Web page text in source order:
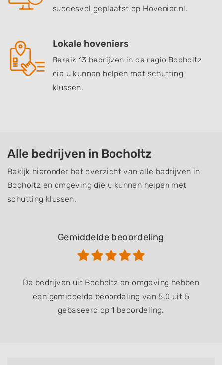
succesvol geplaatst op Hovenier.nl.
Lokale hoveniers
Bereik 13 bedrijven in de regio Bocholtz
die u kunnen helpen met schutting
klussen.
Alle bedrijven in Bocholtz
Bekijk hieronder het overzicht van alle bedrijven in
Bocholtz en omgeving die u kunnen helpen met
schutting klussen.
Gemiddelde beoordeling
De bedrijven uit Bocholtz en omgeving hebben
een gemiddelde beoordeling van 5.0 uit 5
gebaseerd op 1 beoordeling.